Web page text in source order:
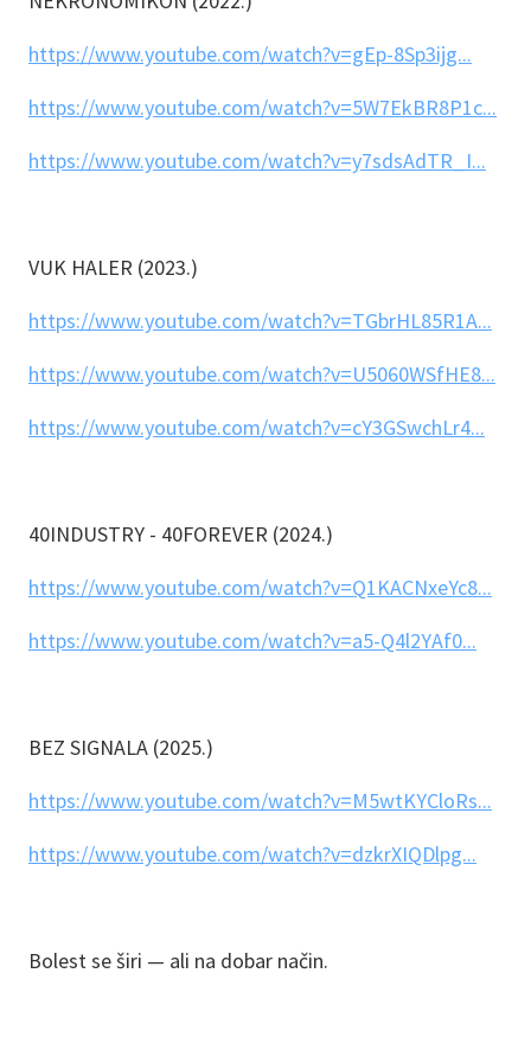
https://www.youtube.com/watch?v=gEp-8Sp3ijg...
https://www.youtube.com/watch?v=5W7EkBR8P1c...
https://www.youtube.com/watch?v=y7sdsAdTR_I...
VUK HALER (2023.)
https://www.youtube.com/watch?v=TGbrHL85R1A...
https://www.youtube.com/watch?v=U5060WSfHE8...
https://www.youtube.com/watch?v=cY3GSwchLr4...
40INDUSTRY - 40FOREVER (2024.)
https://www.youtube.com/watch?v=Q1KACNxeYc8...
https://www.youtube.com/watch?v=a5-Q4l2YAf0...
BEZ SIGNALA (2025.)
https://www.youtube.com/watch?v=M5wtKYCloRs...
https://www.youtube.com/watch?v=dzkrXIQDlpg...
Bolest se širi — ali na dobar način.